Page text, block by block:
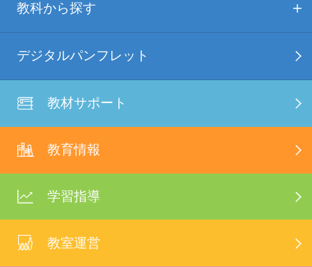
教科から探す
デジタルパンフレット
教材サポート
教育情報
学習指導
教室運営